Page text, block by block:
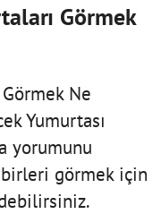
Görmek
Ne
Yumurtası
yorumunu
görmek için